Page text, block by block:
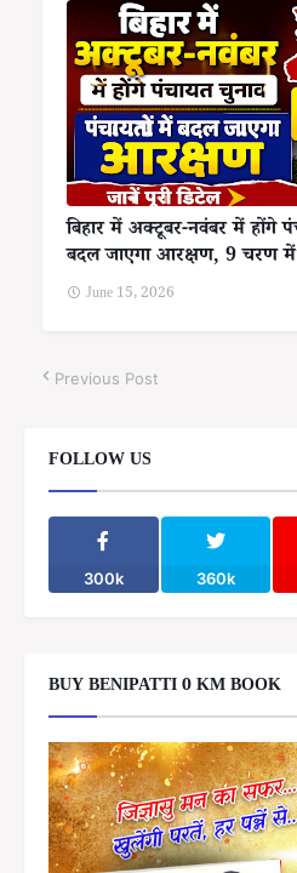
बिहार में अक्टूबर-नवंबर में होंगे
बदल जाएगा आरक्षण, 9 चरण
June 15, 2026
Previous Post
FOLLOW US
300k 360k
BUY BENIPATTI 0 KM BOOK